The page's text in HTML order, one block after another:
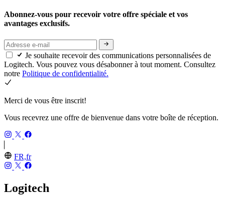
Abonnez-vous pour recevoir votre offre spéciale et vos
avantages exclusifs.
Je souhaite recevoir des communications personnalisées de
Logitech. Vous pouvez vous désabonner à tout moment. Consultez
notre Politique de confidentialité.
Merci de vous être inscrit!
Vous recevrez une offre de bienvenue dans votre boîte de réception.
FR,fr
Logitech